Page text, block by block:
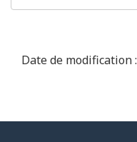
Date de modification :